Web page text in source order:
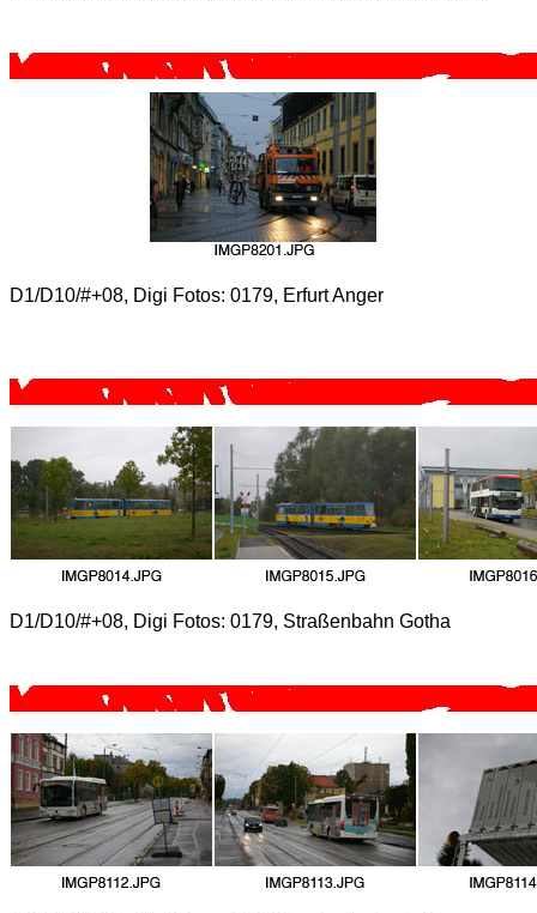
D1/D10/#+08, Digi Fotos: 0179, Erfurt Anger
D1/D10/#+08, Digi Fotos: 0179, Straßenbahn Gotha